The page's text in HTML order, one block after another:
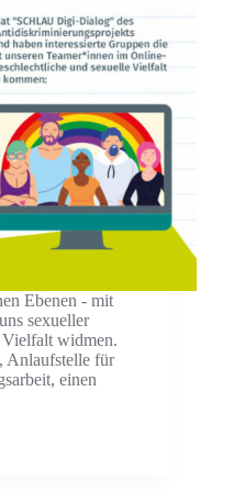
Ebenen - mit
sexueller
widmen.
Anlaufstelle für
einen